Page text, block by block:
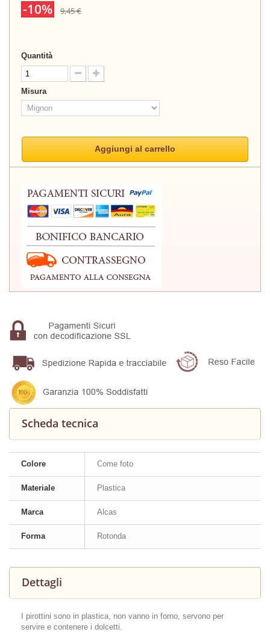
-10% 9,45 €
Quantità
Misura
Aggiungi al carrello
Scheda tecnica
Colore Come foto
Materiale Plastica
Marca Alcas
Forma Rotonda
Dettagli
I pirottini sono in plastica, non vanno in forno, servono per
servire e contenere i dolcetti.